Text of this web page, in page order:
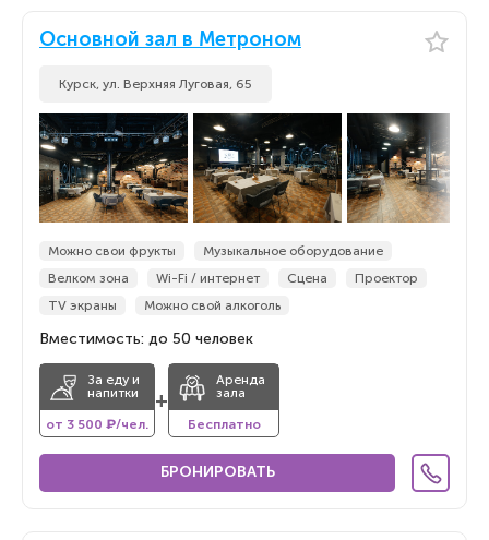
Основной зал в Метроном
Курск, ул. Верхняя Луговая, 65
Можно свои фрукты
Музыкальное оборудование
Велком зона
Wi-Fi / интернет Сцена
Проектор
TV экраны
Можно свой алкоголь
Вместимость: до 50 человек
За еду и
напитки
от 3 500 ₽/чел.
+
Аренда
зала
Бесплатно
БРОНИРОВАТЬ